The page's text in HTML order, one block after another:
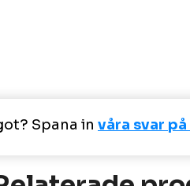
Spana in våra svar